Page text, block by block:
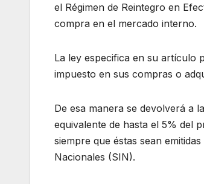
el Régimen de Reintegro en
compra en el mercado interno.
La ley especifica en su artículo
impuesto en sus compras o
De esa manera se devolverá a
equivalente de hasta el 5% del
siempre que éstas sean
Nacionales (SIN).